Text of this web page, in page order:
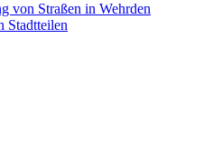
von Straßen in Wehrden
Stadtteilen